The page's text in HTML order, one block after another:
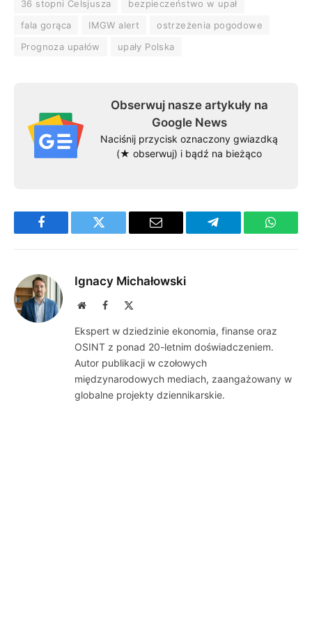
36 stopni Celsjusza
bezpieczeństwo w upał
fala gorąca
IMGW alert
ostrzeżenia pogodowe
Prognoza upałów
upały Polska
Obserwuj nasze artykuły na
Google News
Naciśnij przycisk oznaczony gwiazdką
(★ obserwuj) i bądź na bieżąco
Facebook Twitter Email Telegram
Ignacy Michałowski
WebsiteFacebook
Ekspert w dziedzinie ekonomia, finanse oraz
OSINT z ponad 20-letnim doświadczeniem.
Autor publikacji w czołowych
międzynarodowych mediach, zaangażowany w
globalne projekty dziennikarskie.